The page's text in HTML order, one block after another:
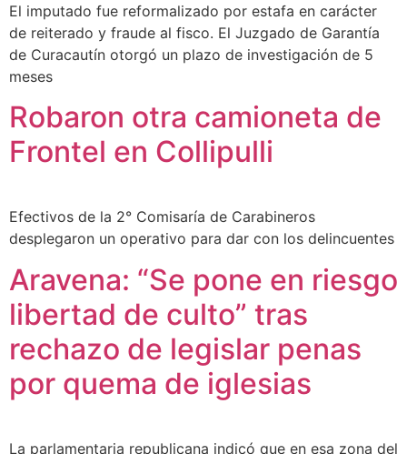
El imputado fue reformalizado por estafa en carácter
de reiterado y fraude al fisco. El Juzgado de Garantía
de Curacautín otorgó un plazo de investigación de 5
meses
Robaron otra camioneta de
Frontel en Collipulli
Efectivos de la 2° Comisaría de Carabineros
desplegaron un operativo para dar con los delincuentes
Aravena: “Se pone en riesgo
libertad de culto” tras
rechazo de legislar penas
por quema de iglesias
La parlamentaria republicana indicó que en esa zona del